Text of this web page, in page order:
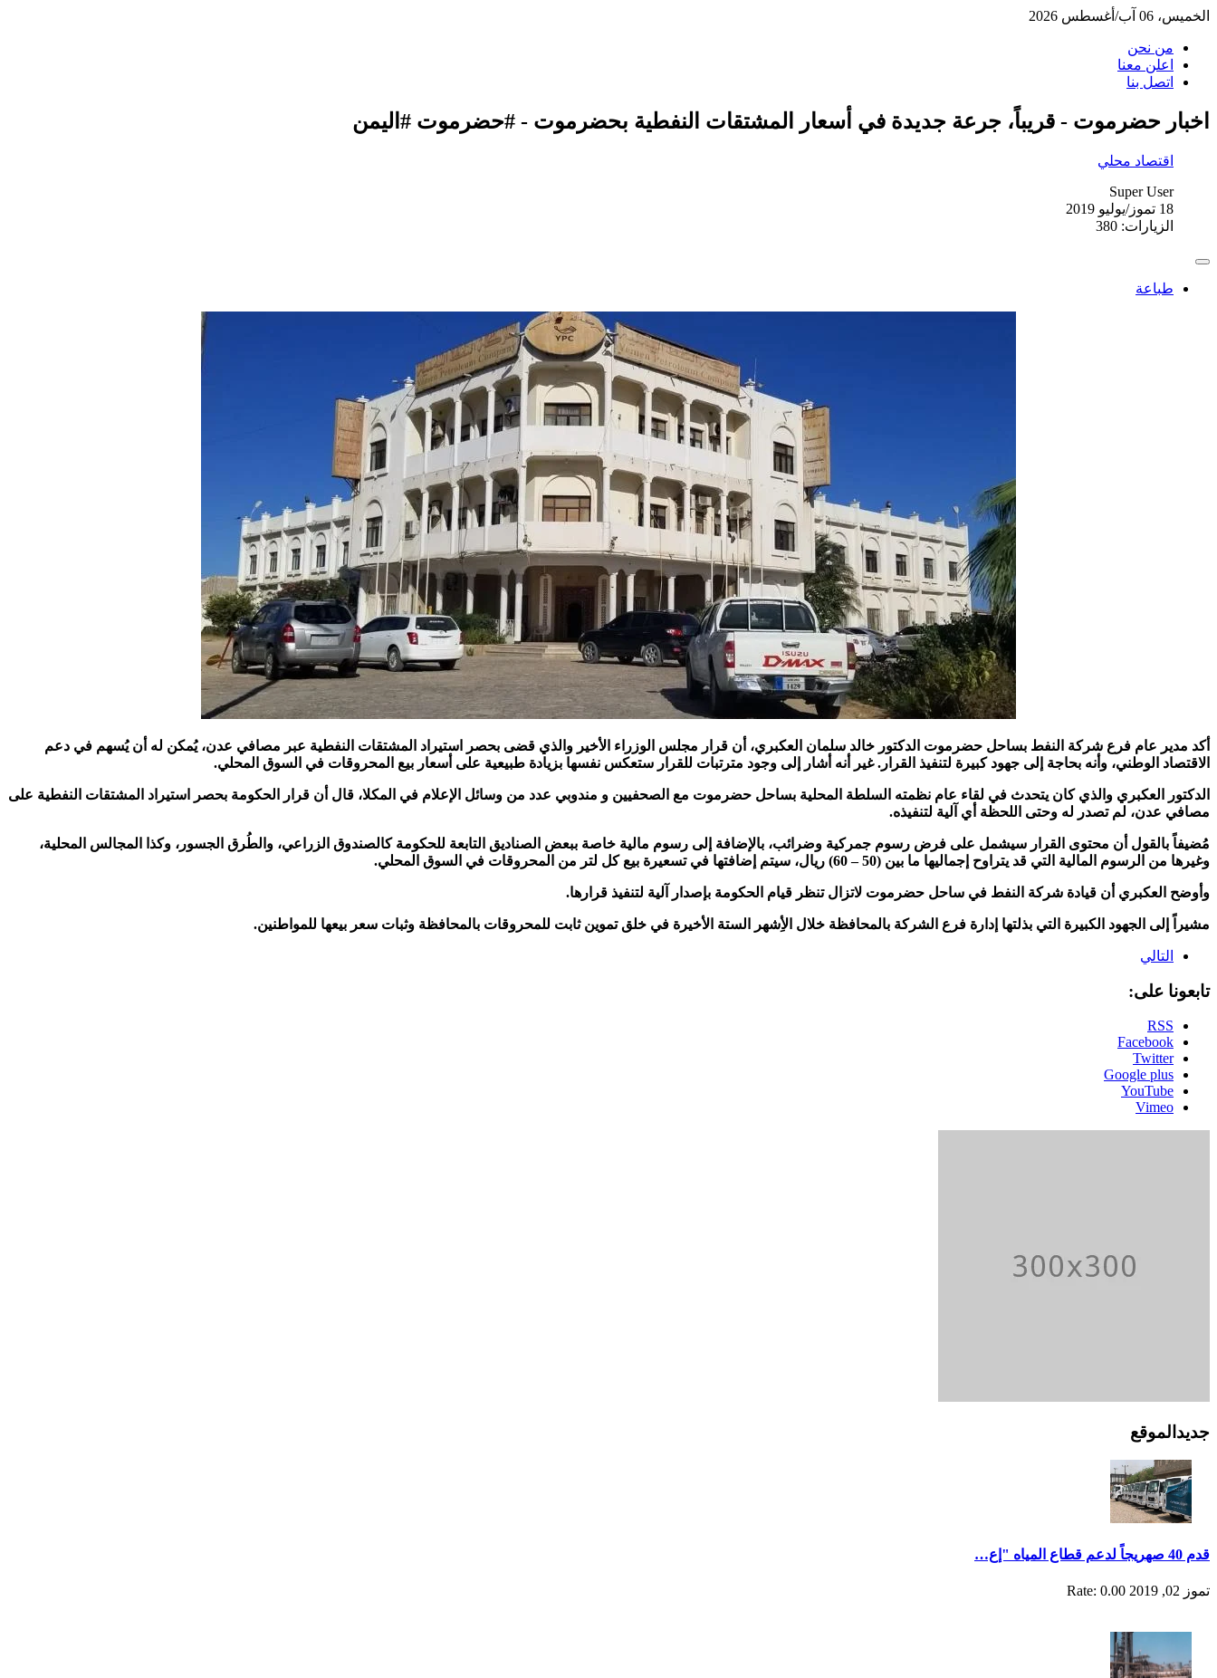
الخميس، 06 آب/أغسطس 2026
من نحن
اعلن معنا
اتصل بنا
اخبار حضرموت - قريباً، جرعة جديدة في أسعار المشتقات النفطية بحضرموت - #حضرموت #اليمن
اقتصاد محلي
Super User
18 تموز/يوليو 2019
الزيارات: 380
طباعة
أكد مدير عام فرع شركة النفط بساحل حضرموت الدكتور خالد سلمان العكبري، أن قرار مجلس الوزراء الأخير والذي قضى بحصر استيراد المشتقات النفطية عبر مصافي عدن، يُمكن له أن يُسهم في دعم
الاقتصاد الوطني، وأنه بحاجة إلى جهود كبيرة لتنفيذ القرار. غير أنه أشار إلى وجود مترتبات للقرار ستعكس نفسها بزيادة طبيعية على أسعار بيع المحروقات في السوق المحلي.
الدكتور العكبري والذي كان يتحدث في لقاء عام نظمته السلطة المحلية بساحل حضرموت مع الصحفيين و مندوبي عدد من وسائل الإعلام في المكلا، قال أن قرار الحكومة بحصر استيراد المشتقات النفطية على
مصافي عدن، لم تصدر له وحتى اللحظة أي آلية لتنفيذه.
مُضيفاً بالقول أن محتوى القرار سيشمل على فرض رسوم جمركية وضرائب، بالإضافة إلى رسوم مالية خاصة ببعض الصناديق التابعة للحكومة كالصندوق الزراعي، والطُرق الجسور، وكذا المجالس المحلية،
وغيرها من الرسوم المالية التي قد يتراوح إجماليها ما بين (50 – 60) ريال، سيتم إضافتها في تسعيرة بيع كل لتر من المحروقات في السوق المحلي.
وأوضح العكبري أن قيادة شركة النفط في ساحل حضرموت لاتزال تنظر قيام الحكومة بإصدار آلية لتنفيذ قرارها.
مشيراً إلى الجهود الكبيرة التي بذلتها إدارة فرع الشركة بالمحافظة خلال الأِشهر الستة الأخيرة في خلق تموين ثابت للمحروقات بالمحافظة وثبات سعر بيعها للمواطنين.
التالي
تابعونا على:
RSS
Facebook
Twitter
Google plus
YouTube
Vimeo
جديدالموقع
قدم 40 صهريجاً لدعم قطاع المياه "إع…
تموز 02, 2019 Rate: 0.00